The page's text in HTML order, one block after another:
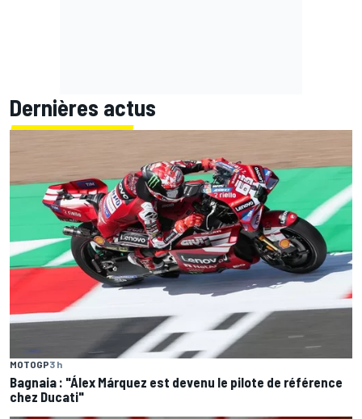
Dernières actus
MOTOGP3 h
Bagnaia : "Álex Márquez est devenu le pilote de référence
chez Ducati"